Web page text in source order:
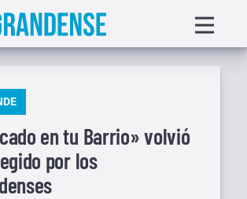
menu
en tu Barrio» volvió
por los